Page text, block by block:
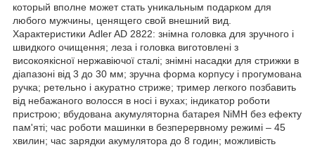
который вполне может стать уникальным подарком для
любого мужчины, ценящего свой внешний вид.
Характеристики Adler AD 2822: знімна головка для зручного і
швидкого очищення; леза і головка виготовлені з
високоякісної нержавіючої сталі; знімні насадки для стрижки в
діапазоні від 3 до 30 мм; зручна форма корпусу і прогумована
ручка; ретельно і акуратно стриже; тример легкого позбавить
від небажаного волосся в носі і вухах; індикатор роботи
пристрою; вбудована акумуляторна батарея NiMH без ефекту
пам'яті; час роботи машинки в безперервному режимі – 45
хвилин; час зарядки акумулятора до 8 годин; можливість